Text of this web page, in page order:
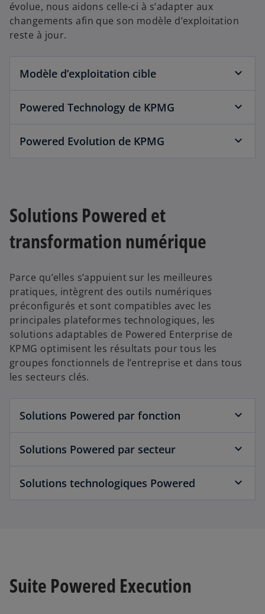
évolue, nous aidons celle-ci à s’adapter aux
changements afin que son modèle d’exploitation
reste à jour.
Modèle d’exploitation cible
Powered Technology de KPMG
Powered Evolution de KPMG
Solutions Powered et
transformation numérique
Parce qu’elles s’appuient sur les meilleures
pratiques, intègrent des outils numériques
préconfigurés et sont compatibles avec les
principales plateformes technologiques, les
solutions adaptables de Powered Enterprise de
KPMG optimisent les résultats pour tous les
groupes fonctionnels de l’entreprise et dans tous
les secteurs clés.
Solutions Powered par fonction
Solutions Powered par secteur
Solutions technologiques Powered
Suite Powered Execution